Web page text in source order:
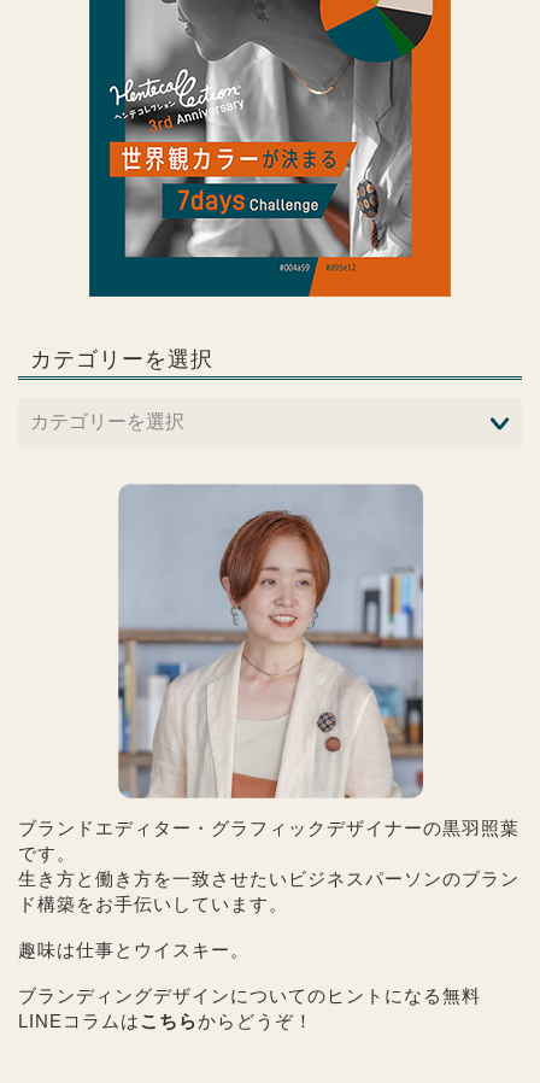
カテゴリーを選択
ブランドエディター・グラフィックデザイナーの黒羽照葉
です。
生き方と働き方を一致させたいビジネスパーソンのブラン
ド構築をお手伝いしています。
趣味は仕事とウイスキー。
ブランディングデザインについてのヒントになる無料
LINEコラムはこちらからどうぞ！